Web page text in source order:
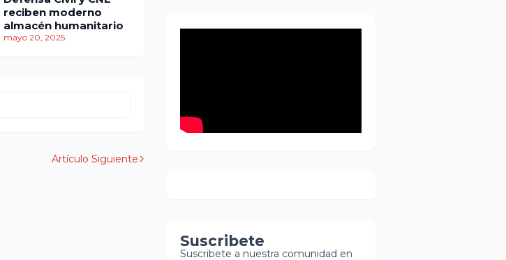
reciben moderno
almacén humanitario
mayo 20, 2025
Artículo Siguiente
rescatistas
Suscribete
Suscribete a nuestra comunidad en